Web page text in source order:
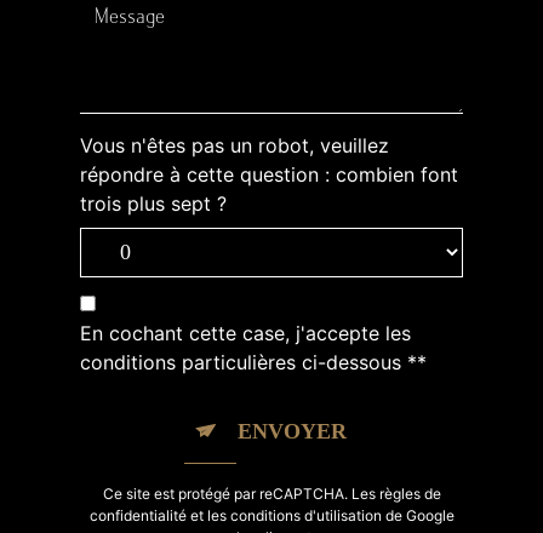
Vous n'êtes pas un robot, veuillez
répondre à cette question : combien font
trois plus sept ?
En cochant cette case, j'accepte les
conditions particulières ci-dessous **
ENVOYER
Ce site est protégé par reCAPTCHA. Les règles de
confidentialitéet les conditions d'utilisation de Google